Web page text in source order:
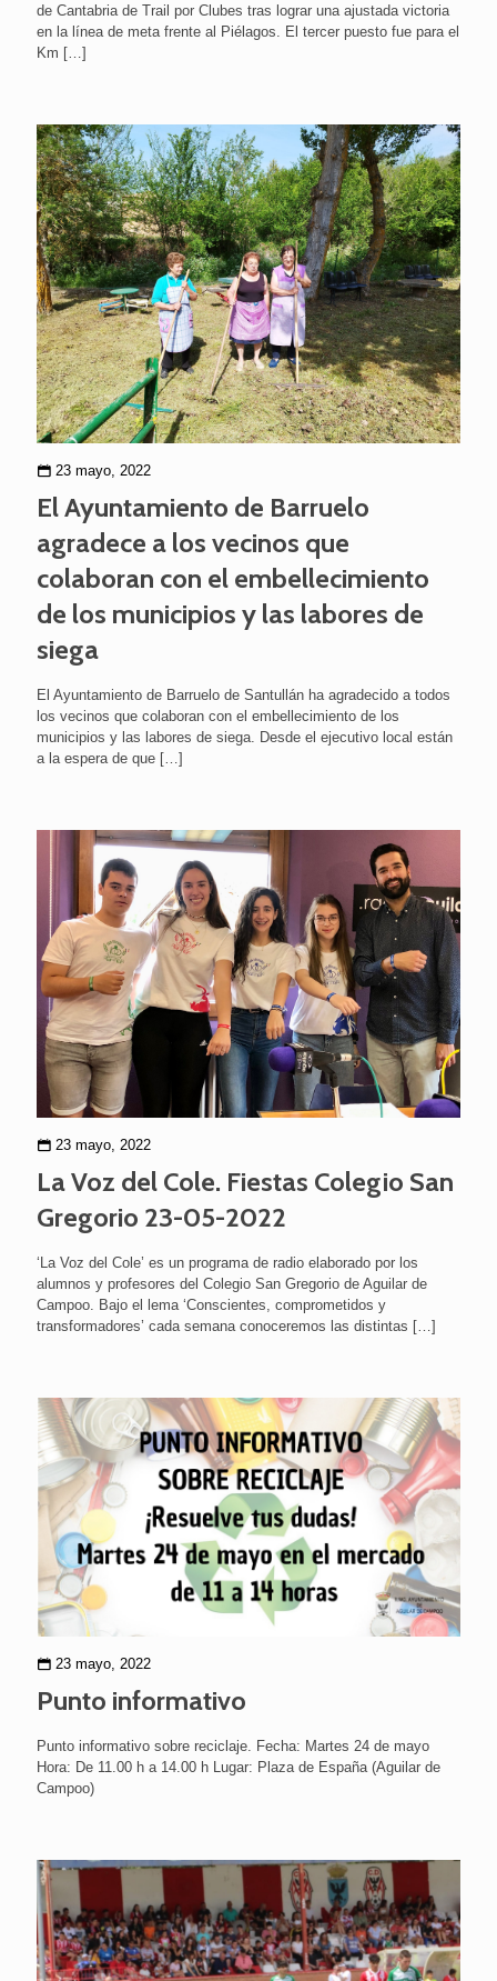
de Cantabria de Trail por Clubes tras lograr una ajustada victoria
en la línea de meta frente al Piélagos. El tercer puesto fue para el
Km […]
23 mayo, 2022
El Ayuntamiento de Barruelo
agradece a los vecinos que
colaboran con el embellecimiento
de los municipios y las labores de
siega
El Ayuntamiento de Barruelo de Santullán ha agradecido a todos
los vecinos que colaboran con el embellecimiento de los
municipios y las labores de siega. Desde el ejecutivo local están
a la espera de que […]
23 mayo, 2022
La Voz del Cole. Fiestas Colegio San
Gregorio 23-05-2022
‘La Voz del Cole’ es un programa de radio elaborado por los
alumnos y profesores del Colegio San Gregorio de Aguilar de
Campoo. Bajo el lema ‘Conscientes, comprometidos y
transformadores’ cada semana conoceremos las distintas […]
23 mayo, 2022
Punto informativo
Punto informativo sobre reciclaje. Fecha: Martes 24 de mayo
Hora: De 11.00 h a 14.00 h Lugar: Plaza de España (Aguilar de
Campoo)